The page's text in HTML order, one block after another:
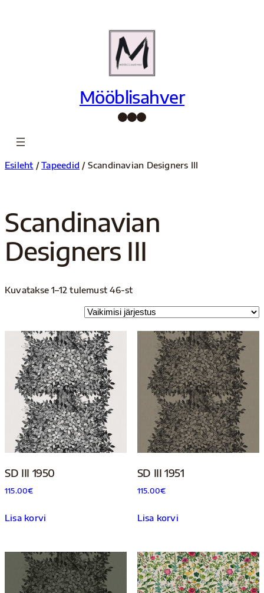
Mööblisahver
Facebook InstagramPinterest
Esileht /Tapeedid / Scandinavian Designers III
Scandinavian
Designers III
Kuvatakse 1–12 tulemust 46-st
SD III 1950
115.00€
Lisa korvi
SD III 1951
115.00€
Lisa korvi